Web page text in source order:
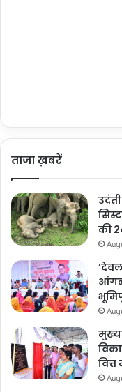
ताजा ख़बरें
की